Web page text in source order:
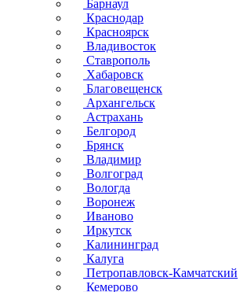
Барнаул
Краснодар
Красноярск
Владивосток
Ставрополь
Хабаровск
Благовещенск
Архангельск
Астрахань
Белгород
Брянск
Владимир
Волгоград
Вологда
Воронеж
Иваново
Иркутск
Калининград
Калуга
Петропавловск-Камчатский
Кемерово